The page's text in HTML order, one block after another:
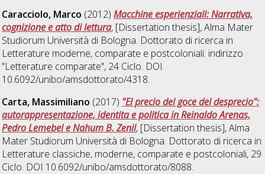
Caracciolo, Marco (2012)Macchine esperienziali: Narrativa,
cognizione e atto di lettura, [Dissertation thesis], Alma Mater
Studiorum Università di Bologna. Dottorato di ricerca in
Letterature moderne, comparate e postcoloniali: indirizzo
"Letterature comparate", 24 Ciclo. DOI
10.6092/unibo/amsdottorato/4318.
Carta, Massimiliano (2017) "El precio del goce del desprecio":
autorappresentazione, identita e politica in Reinaldo Arenas,
Pedro Lemebel e Nahum B. Zenil, [Dissertation thesis], Alma
Mater Studiorum Università di Bologna. Dottorato di ricerca in
Letterature classiche, moderne, comparate e postcoloniali, 29
Ciclo. DOI 10.6092/unibo/amsdottorato/8088.